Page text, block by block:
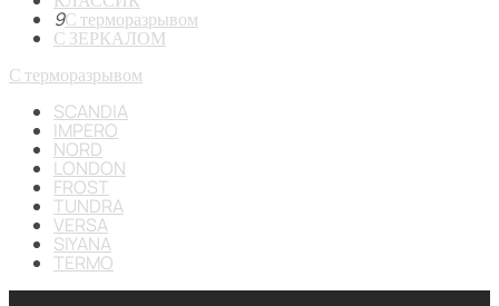
9С терморазрывом
С ЗЕРКАЛОМ
С терморазрывом
SCANDIA
IMPERO
NORD
LONDON
FROST
TUNDRA
VERSA
SIYANA
TERMO